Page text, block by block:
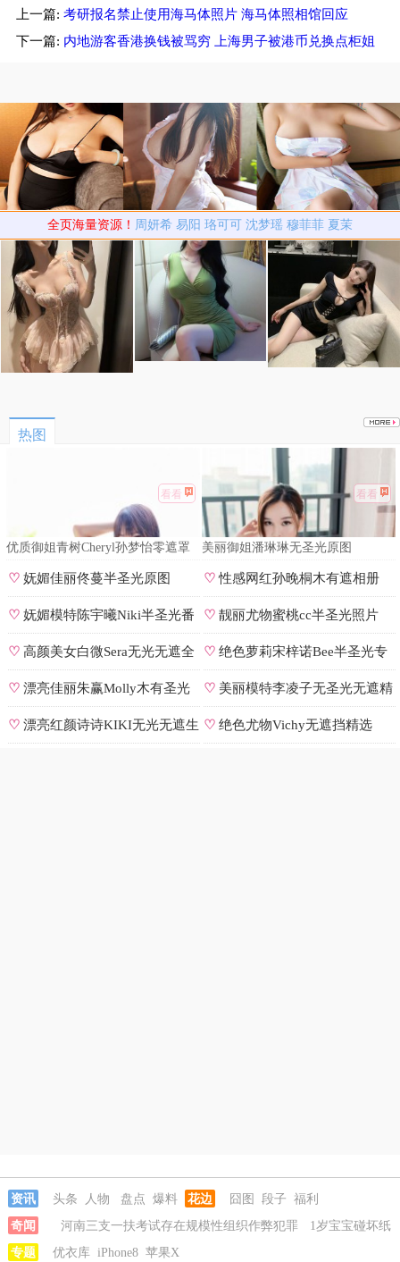
中毒
上一篇: 考研报名禁止使用海马体照片 海马体照相馆回应
下一篇: 内地游客香港换钱被骂穷 上海男子被港币兑换点柜姐
全页海量资源！ 周妍希 易阳 珞可可 沈梦瑶 穆菲菲 夏茉
热图
看看
优质御姐青树Cheryl孙梦怡零遮罩
看看
美丽御姐潘琳琳无圣光原图
♡妩媚佳丽佟蔓半圣光原图 ♡性感网红孙晚桐木有遮相册
♡妩媚模特陈宇曦Niki半圣光番
号
♡ 靓丽尤物蜜桃cc半圣光照片
♡高颜美女白微Sera无光无遮全
集
♡ 绝色萝莉宋梓诺Bee半圣光专
辑
♡漂亮佳丽朱赢Molly木有圣光
原图
♡ 美丽模特李凌子无圣光无遮精
选
♡漂亮红颜诗诗KIKI无光无遮生 ♡ 绝色尤物Vichy无遮挡精选
资讯 头条 人物 盘点 爆料 花边 囧图 段子 福利
奇闻
河南三支一扶考试存在规模性组织作弊犯罪
1岁宝宝碰坏纸
巾盒三亚酒店索赔924元
女子开一天一夜空调后二氧化碳中毒
专题 优衣库 iPhone8 苹果X